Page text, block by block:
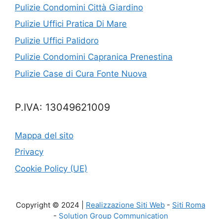
Pulizie Condomini Città Giardino
Pulizie Uffici Pratica Di Mare
Pulizie Uffici Palidoro
Pulizie Condomini Capranica Prenestina
Pulizie Case di Cura Fonte Nuova
P.IVA: 13049621009
Mappa del sito
Privacy
Cookie Policy (UE)
Copyright © 2024 | Realizzazione Siti Web - Siti Roma
- Solution Group Communication